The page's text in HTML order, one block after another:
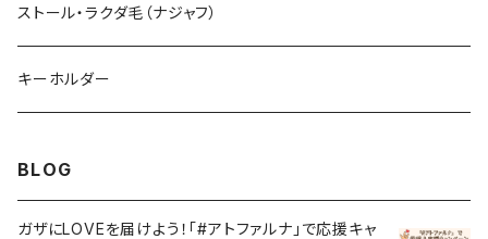
ショルダーバッグ
ポシェット
ストール・ラクダ毛（ナジャフ）
キーホルダー
BLOG
ガザにLOVEを届けよう！「#アトファルナ」で応援キャ